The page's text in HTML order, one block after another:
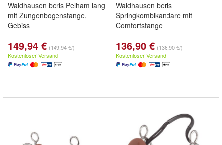
Waldhausen beris Pelham lang
mit Zungenbogenstange,
Gebiss
149,94 € (149,94 €/)
Kostenloser Versand
Waldhausen beris
Springkombikandare mit
Comfortstange
136,90 € (136,90 €/)
Kostenloser Versand